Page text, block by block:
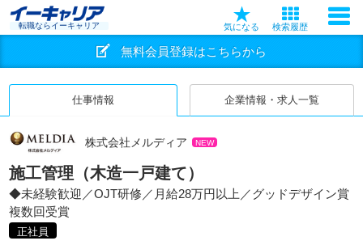
転職ならイーキャリア 気になる 検索履歴
無料会員登録はこちらから
仕事情報 企業情報・求人一覧
株式会社メルディア NEW
施工管理（木造一戸建て）
◆未経験歓迎／OJT研修／月給28万円以上／グッドデザイン賞
複数回受賞
正社員